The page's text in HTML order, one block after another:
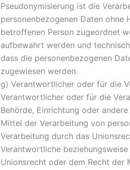
Pseudonymisierung ist die
personenbezogenen Daten ohne
betroffenen Person zugeordnet
aufbewahrt werden und
dass die personenbezogenen
zugewiesen werden.
g) Verantwortlicher oder für die
Verantwortlicher oder für die
Behörde, Einrichtung oder
Mittel der Verarbeitung von
Verarbeitung durch das
Verantwortliche
Unionsrecht oder dem Recht der